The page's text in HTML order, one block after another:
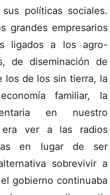
políticas sociales.
grandes empresarios
ligados a los agro-
de diseminación de
los de los sin tierra, la
familiar, la
en nuestro
era ver a las radios
en lugar de ser
sobrevivir a
gobierno continuaba